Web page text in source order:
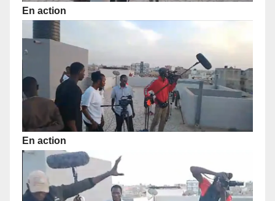
En action
En action